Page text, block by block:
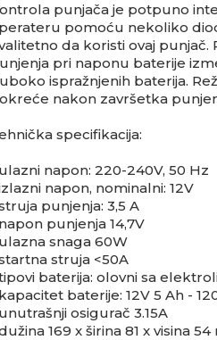
punjača je potpuno
pomoću nekoliko
da koristi ovaj
pri naponu baterije
ispražnjenih baterija.
nakon završetka
specifikacija:
napon: 220-240V, 50 Hz
napon, nominalni: 12V
punjenja: 3,5 A
punjenja 14,7V
snaga 60W
struja <50A
baterija: olovni sa
baterije: 12V 5 Ah -
osigurač 3.15A
169 x širina 81 x visina